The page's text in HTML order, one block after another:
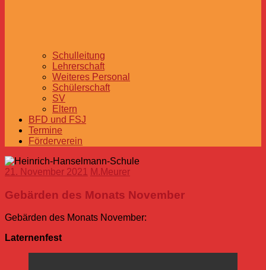
Schulleitung
Lehrerschaft
Weiteres Personal
Schülerschaft
SV
Eltern
BFD und FSJ
Termine
Förderverein
21. November 2021 M.Meurer
Gebärden des Monats November
Gebärden des Monats November:
Laternenfest